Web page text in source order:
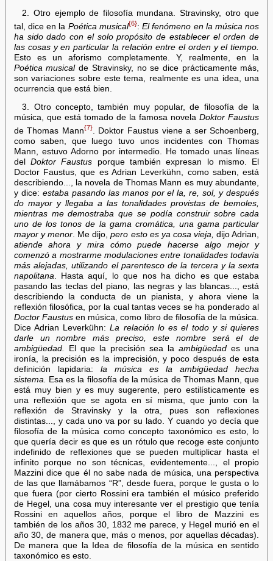
2. Otro ejemplo de filosofía mundana. Stravinsky, otro que
tal, dice en la Poética musical{6}:El fenómeno en la música nos
ha sido dado con el solo propósito de establecer el orden de
las cosas y en particular la relación entre el orden y el tiempo.
Esto es un aforismo completamente. Y, realmente, en la
Poética musicalde Stravinsky, no se dice prácticamente más,
son variaciones sobre este tema, realmente es una idea, una
ocurrencia que está bien.
3. Otro concepto, también muy popular, de filosofía de la
música, que está tomado de la famosa novelaDoktor Faustus
de Thomas Mann{7}. Doktor Faustus viene a ser Schoenberg,
como saben, que luego tuvo unos incidentes con Thomas
Mann, estuvo Adorno por intermedio. He tomado unas líneas
delDoktor Faustus porque también expresan lo mismo. El
Doctor Faustus, que es Adrian Leverkühn, como saben, está
describiendo..., la novela de Thomas Mann es muy abundante,
y dice: estaba pasando las manos por el la, re, sol, y después
do mayor y llegaba a las tonalidades provistas de bemoles,
mientras me demostraba que se podía construir sobre cada
uno de los tonos de la gama cromática, una gama particular
mayor y menor . Me dijo,pero esto es ya cosa vieja, dijo Adrian,
atiende ahora y mira cómo puede hacerse algo mejor y
comenzó a mostrarme modulaciones entre tonalidades todavía
más alejadas, utilizando el parentesco de la tercera y la sexta
napolitana . Hasta aquí, lo que nos ha dicho es que estaba
pasando las teclas del piano, las negras y las blancas..., está
describiendo la conducta de un pianista, y ahora viene la
reflexión filosófica, por la cual tantas veces se ha ponderado al
Doctor Faustusen música, como libro de filosofía de la música.
Dice Adrian Leverkühn:La relación lo es el todo y si quieres
darle un nombre más preciso, este nombre será el de
ambigüedad.
El que la precisión sea laambigüedad es una
ironía, la precisión es la imprecisión, y poco después de esta
definición lapidaria: la música es la ambigüedad hecha
sistema.
Esa es la filosofía de la música de Thomas Mann, que
está muy bien y es muy sugerente, pero estilísticamente es
una reflexión que se agota en sí misma, que junto con la
reflexión de Stravinsky y la otra, pues son reflexiones
distintas..., y cada uno va por su lado. Y cuando yo decía que
filosofía de la música como concepto taxonómico es esto, lo
que quería decir es que es un rótulo que recoge este conjunto
indefinido de reflexiones que se pueden multiplicar hasta el
infinito porque no son técnicas, evidentemente..., el propio
Mazzini dice que él no sabe nada de música, una perspectiva
de las que llamábamos “R”, desde fuera, porque le gusta o lo
que fuera (por cierto Rossini era también el músico preferido
de Hegel, una cosa muy interesante ver el prestigio que tenía
Rossini en aquellos años, porque el libro de Mazzini es
también de los años 30, 1832 me parece, y Hegel murió en el
año 30, de manera que, más o menos, por aquellas décadas).
De manera que la Idea de filosofía de la música en sentido
taxonómico es esto.